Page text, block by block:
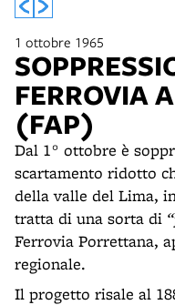
1 ottobre 1965
FERROVIA
(FAP)
Dal 1° ottobre è
scartamento ridotto
della valle del Lima,
tratta di una sorta di
Ferrovia Porrettana,
regionale.
Il progetto risale al